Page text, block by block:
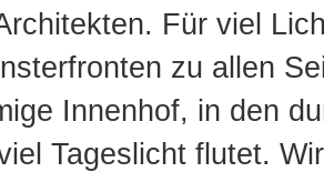
Für viel
zu allen
Innenhof, in den
Tageslicht flutet.